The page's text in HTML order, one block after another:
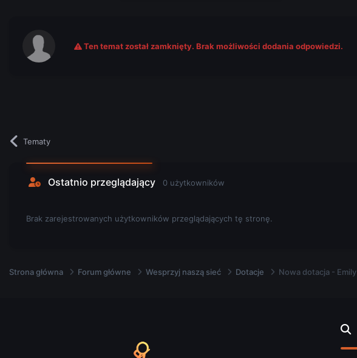
Ten temat został zamknięty. Brak możliwości dodania odpowiedzi.
Tematy
Ostatnio przeglądający 0 użytkowników
Brak zarejestrowanych użytkowników przeglądających tę stronę.
Strona główna Forum główne Wesprzyj naszą sieć Dotacje Nowa dotacja - Emily